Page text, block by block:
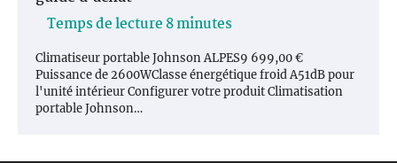
Climatiseur portable Johnson ALPES9 699,00 €
Puissance de 2600WClasse énergétique froid A51dB pour
l'unité intérieur Configurer votre produit Climatisation
portable Johnson…